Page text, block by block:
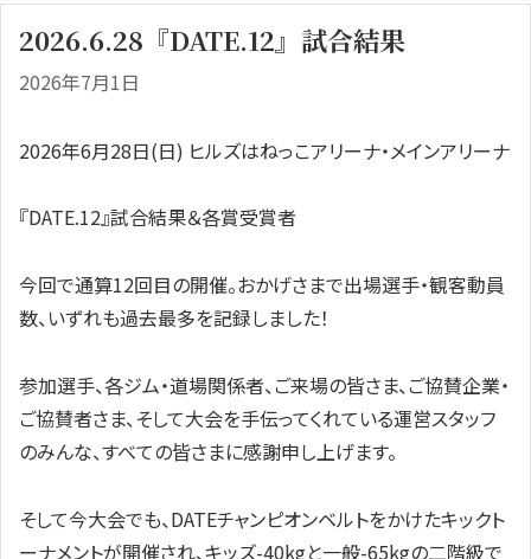
2026.6.28『DATE.12』試合結果
2026年7月1日
2026年6月28日(日) ヒルズはねっこアリーナ・メインアリーナ
『DATE.12』試合結果＆各賞受賞者
今回で通算12回目の開催。おかげさまで出場選手・観客動員
数、いずれも過去最多を記録しました！
参加選手、各ジム・道場関係者、ご来場の皆さま、ご協賛企業・
ご協賛者さま、そして大会を手伝ってくれている運営スタッフ
のみんな、すべての皆さまに感謝申し上げます。
そして今大会でも、DATEチャンピオンベルトをかけたキックト
ーナメントが開催され、キッズ-40kgと一般-65kgの二階級で